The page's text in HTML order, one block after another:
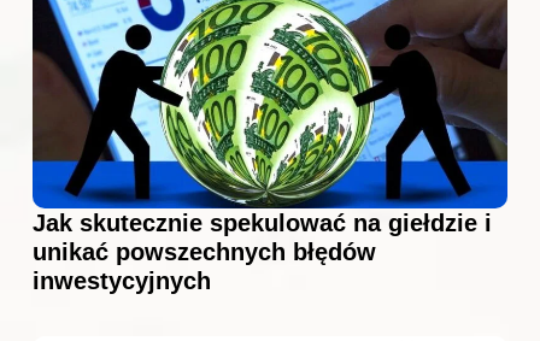
Jak skutecznie spekulować na giełdzie i
unikać powszechnych błędów
inwestycyjnych